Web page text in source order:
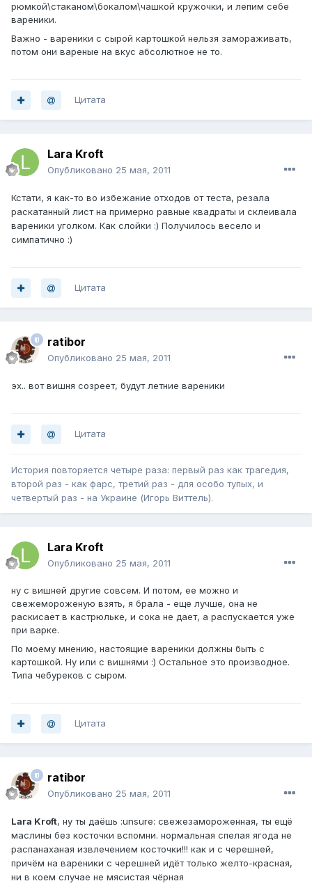
рюмкой\стаканом\бокалом\чашкой кружочки, и лепим себе
вареники.
Важно - вареники с сырой картошкой нельзя замораживать,
потом они вареные на вкус абсолютное не то.
Цитата
Lara Kroft
Опубликовано 25 мая, 2011
Кстати, я как-то во избежание отходов от теста, резала
раскатанный лист на примерно равные квадраты и склеивала
вареники уголком. Как слойки :) Получилось весело и
симпатично :)
Цитата
ratibor
Опубликовано 25 мая, 2011
эх.. вот вишня созреет, будут летние вареники
Цитата
История повторяется четыре раза: первый раз как трагедия,
второй раз - как фарс, третий раз - для особо тупых, и
четвертый раз - на Украине (Игорь Виттель).
Lara Kroft
Опубликовано 25 мая, 2011
ну с вишней другие совсем. И потом, ее можно и
свежемороженую взять, я брала - еще лучше, она не
раскисает в кастрюльке, и сока не дает, а распускается уже
при варке.
По моему мнению, настоящие вареники должны быть с
картошкой. Ну или с вишнями :) Остальное это производное.
Типа чебуреков с сыром.
Цитата
ratibor
Опубликовано 25 мая, 2011
Lara Kroft, ну ты даёшь :unsure: свежезамороженная, ты ещё
маслины без косточки вспомни. нормальная спелая ягода не
распанаханая извлечением косточки!!! как и с черешней,
причём на вареники с черешней идёт только желто-красная,
ни в коем случае не мясистая чёрная